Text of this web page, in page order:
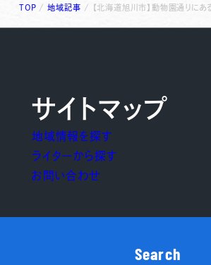
TOP /地域記事 / 【北海道旭川市】動物園通りに
サイトマップ
地域情報を探す
ライターから探す
お問い合わせ
Search